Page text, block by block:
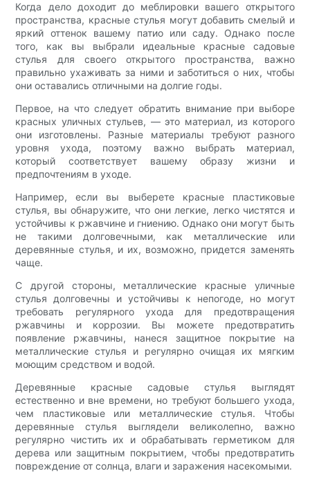
Когда дело доходит до меблировки вашего открытого
пространства, красные стулья могут добавить смелый и
яркий оттенок вашему патио или саду. Однако после
того, как вы выбрали идеальные красные садовые
стулья для своего открытого пространства, важно
правильно ухаживать за ними и заботиться о них, чтобы
они оставались отличными на долгие годы.
Первое, на что следует обратить внимание при выборе
красных уличных стульев, — это материал, из которого
они изготовлены. Разные материалы требуют разного
уровня ухода, поэтому важно выбрать материал,
который соответствует вашему образу жизни и
предпочтениям в уходе.
Например, если вы выберете красные пластиковые
стулья, вы обнаружите, что они легкие, легко чистятся и
устойчивы к ржавчине и гниению. Однако они могут быть
не такими долговечными, как металлические или
деревянные стулья, и их, возможно, придется заменять
чаще.
С другой стороны, металлические красные уличные
стулья долговечны и устойчивы к непогоде, но могут
требовать регулярного ухода для предотвращения
ржавчины и коррозии. Вы можете предотвратить
появление ржавчины, нанеся защитное покрытие на
металлические стулья и регулярно очищая их мягким
моющим средством и водой.
Деревянные красные садовые стулья выглядят
естественно и вне времени, но требуют большего ухода,
чем пластиковые или металлические стулья. Чтобы
деревянные стулья выглядели великолепно, важно
регулярно чистить их и обрабатывать герметиком для
дерева или защитным покрытием, чтобы предотвратить
повреждение от солнца, влаги и заражения насекомыми.